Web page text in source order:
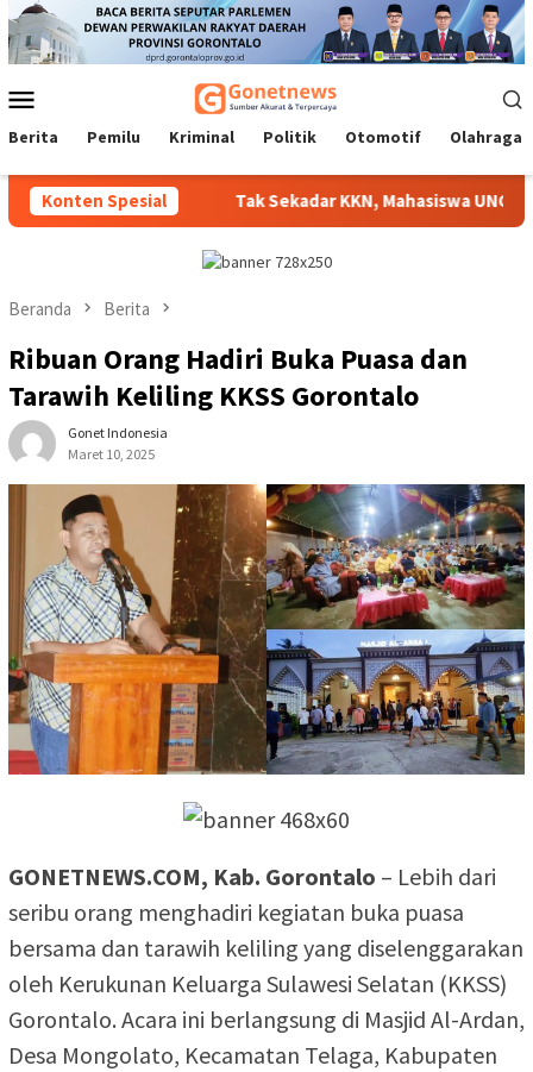
Loncat
ke
konten
Mobile
Berita Pemilu Kriminal Politik Otomotif Olahraga
Konten SpesialTak Sekadar KKN, Mahasiswa UNG Hadirkan
Beranda Berita
Ribuan Orang Hadiri Buka Puasa dan
Tarawih Keliling KKSS Gorontalo
Gonet Indonesia
Maret 10, 2025
GONETNEWS.COM, Kab. Gorontalo – Lebih dari
seribu orang menghadiri kegiatan buka puasa
bersama dan tarawih keliling yang diselenggarakan
oleh Kerukunan Keluarga Sulawesi Selatan (KKSS)
Gorontalo. Acara ini berlangsung di Masjid Al-Ardan,
Desa Mongolato, Kecamatan Telaga, Kabupaten